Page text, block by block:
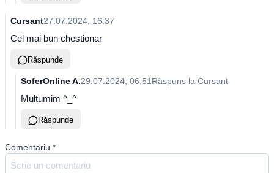
Cursant27.07.2024, 16:37
Cel mai bun chestionar
Răspunde
SoferOnline A.29.07.2024, 06:51 Răspuns la Cursant
Multumim ^_^
Răspunde
Comentariu *